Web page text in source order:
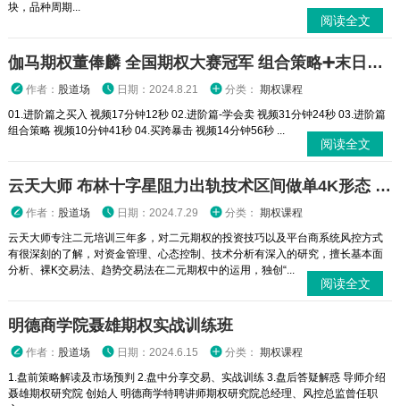
块，品种周期...
阅读全文
伽马期权董俸麟 全国期权大赛冠军 组合策略➕末日轮视频课程
作者： 股道场 日期：2024.8.21 分类： 期权课程
01.进阶篇之买入 视频17分钟12秒 02.进阶篇-学会卖 视频31分钟24秒 03.进阶篇
组合策略 视频10分钟41秒 04.买跨暴击 视频14分钟56秒 ...
阅读全文
云天大师 布林十字星阻力出轨技术区间做单4K形态 二元期权外汇实战培训视频课程
作者： 股道场 日期：2024.7.29 分类： 期权课程
云天大师专注二元培训三年多，对二元期权的投资技巧以及平台商系统风控方式
有很深刻的了解，对资金管理、心态控制、技术分析有深入的研究，擅长基本面
分析、裸K交易法、趋势交易法在二元期权中的运用，独创“...
阅读全文
明德商学院聂雄期权实战训练班
作者： 股道场 日期：2024.6.15 分类： 期权课程
1.盘前策略解读及市场预判 2.盘中分享交易、实战训练 3.盘后答疑解惑 导师介绍
聂雄期权研究院 创始人 明德商学特聘讲师期权研究院总经理、风控总监曾任职